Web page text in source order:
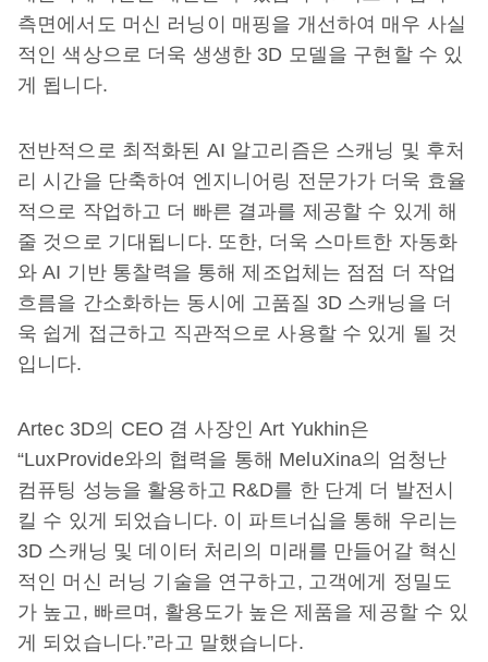
측면에서도 머신 러닝이 매핑을 개선하여 매우 사실
적인 색상으로 더욱 생생한 3D 모델을 구현할 수 있
게 됩니다.
전반적으로 최적화된 AI 알고리즘은 스캐닝 및 후처
리 시간을 단축하여 엔지니어링 전문가가 더욱 효율
적으로 작업하고 더 빠른 결과를 제공할 수 있게 해
줄 것으로 기대됩니다. 또한, 더욱 스마트한 자동화
와 AI 기반 통찰력을 통해 제조업체는 점점 더 작업
흐름을 간소화하는 동시에 고품질 3D 스캐닝을 더
욱 쉽게 접근하고 직관적으로 사용할 수 있게 될 것
입니다.
Artec 3D의 CEO 겸 사장인 Art Yukhin은
“LuxProvide와의 협력을 통해 MeluXina의 엄청난
컴퓨팅 성능을 활용하고 R&D를 한 단계 더 발전시
킬 수 있게 되었습니다. 이 파트너십을 통해 우리는
3D 스캐닝 및 데이터 처리의 미래를 만들어갈 혁신
적인 머신 러닝 기술을 연구하고, 고객에게 정밀도
가 높고, 빠르며, 활용도가 높은 제품을 제공할 수 있
게 되었습니다.”라고 말했습니다.